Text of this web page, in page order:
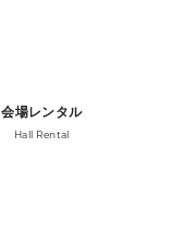
会場レンタル
Hall Rental